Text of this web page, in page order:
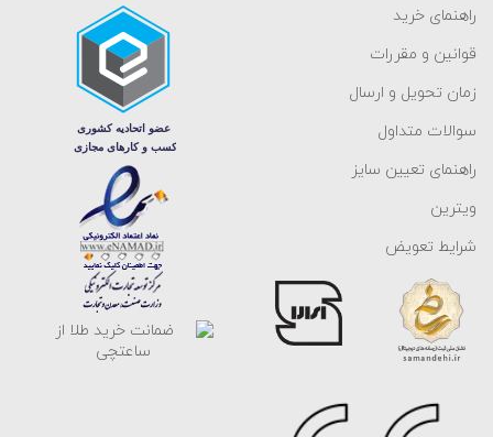
راهنمای خرید
قوانین و مقررات
زمان تحویل و ارسال
سوالات متداول
راهنمای تعیین سایز
ویترین
شرایط تعویض